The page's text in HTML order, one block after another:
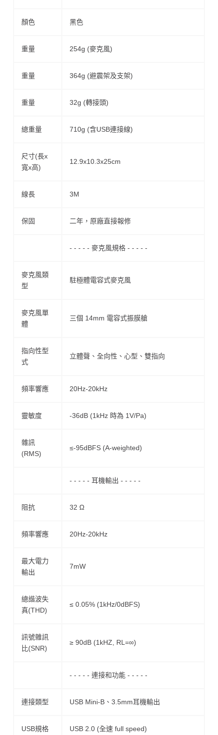
顏色 黑色
重量 254g (麥克風)
重量 364g (避震架及支架)
重量 32g (轉接頭)
總重量 710g (含USB連接線)
尺寸(長x
寬x高)
12.9x10.3x25cm
線長 3M
保固 二年，原廠直接報修
- - - - - 麥克風規格 - - - - -
麥克風類
型
駐極體電容式麥克風
麥克風單
體
三個 14mm 電容式振膜艙
指向性型
式
立體聲、全向性、心型、雙指向
頻率響應 20Hz-20kHz
靈敏度 -36dB (1kHz 時為 1V/Pa)
雜訊
(RMS)
≤-95dBFS (A-weighted)
- - - - - 耳機輸出 - - - - -
阻抗 32 Ω
頻率響應 20Hz-20kHz
最大電力
輸出
7mW
總諧波失
真(THD)
≤ 0.05% (1kHz/0dBFS)
訊號雜訊
比(SNR)
≥ 90dB (1kHZ, RL=∞)
- - - - - 連接和功能 - - - - -
連接類型 USB Mini-B、3.5mm耳機輸出
USB規格 USB 2.0 (全速 full speed)